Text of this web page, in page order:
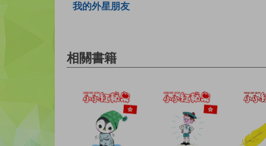
我的外星朋友
相關書籍